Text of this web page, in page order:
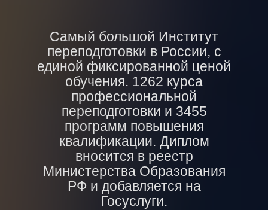
Самый большой Институт
переподготовки в России, с
единой фиксированной ценой
обучения. 1262 курса
профессиональной
переподготовки и 3455
программ повышения
квалификации. Диплом
вносится в реестр
Министерства Образования
РФ и добавляется на
Госуслуги.